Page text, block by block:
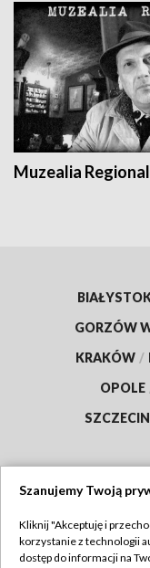
Muzealia
GORZÓW
KRAKÓW /
OPOLE
SZCZECIN
Szanujemy Twoją
Kliknij "Akceptuję i
korzystanie z technologii
dostęp do informacji na